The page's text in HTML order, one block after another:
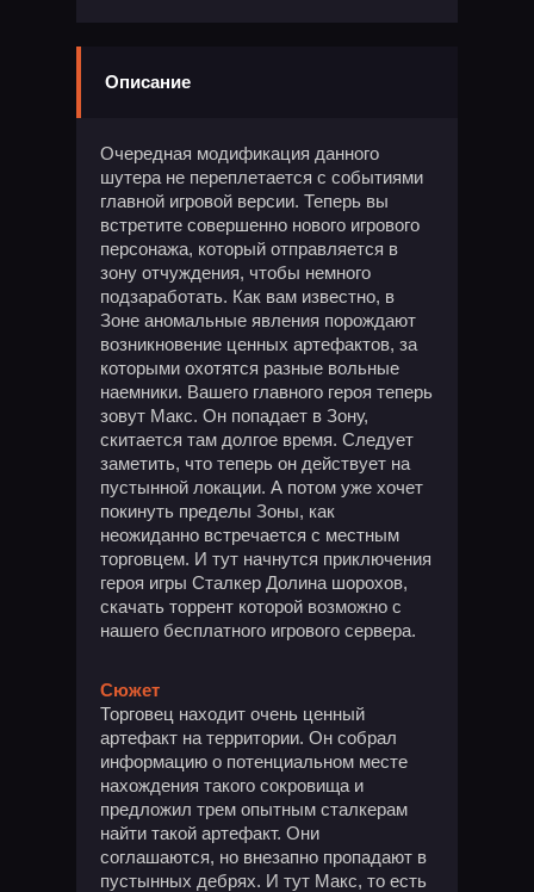
Описание
Очередная модификация данного
шутера не переплетается с событиями
главной игровой версии. Теперь вы
встретите совершенно нового игрового
персонажа, который отправляется в
зону отчуждения, чтобы немного
подзаработать. Как вам известно, в
Зоне аномальные явления порождают
возникновение ценных артефактов, за
которыми охотятся разные вольные
наемники. Вашего главного героя теперь
зовут Макс. Он попадает в Зону,
скитается там долгое время. Следует
заметить, что теперь он действует на
пустынной локации. А потом уже хочет
покинуть пределы Зоны, как
неожиданно встречается с местным
торговцем. И тут начнутся приключения
героя игры Сталкер Долина шорохов,
скачать торрент которой возможно с
нашего бесплатного игрового сервера.
Сюжет
Торговец находит очень ценный
артефакт на территории. Он собрал
информацию о потенциальном месте
нахождения такого сокровища и
предложил трем опытным сталкерам
найти такой артефакт. Они
соглашаются, но внезапно пропадают в
пустынных дебрях. И тут Макс, то есть